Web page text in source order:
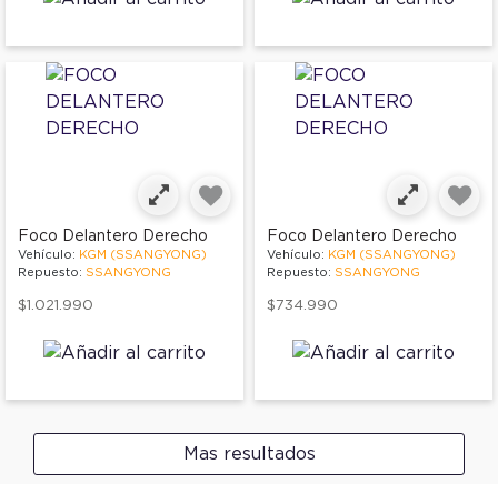
Foco Delantero Derecho
Vehículo: KGM (SSANGYONG)
Repuesto: SSANGYONG
$1.021.990
Foco Delantero Derecho
Vehículo: KGM (SSANGYONG)
Repuesto: SSANGYONG
$734.990
Mas resultados